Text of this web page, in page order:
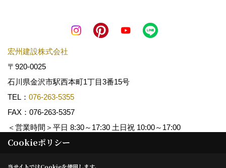
宏州建設株式会社
〒920-0025
石川県金沢市駅西本町1丁目3番15号
TEL： 076-263-5355
FAX：076-263-5357
＜営業時間＞平日 8:30～17:30 土日祝 10:00～17:00
Copyright (c) KOSHUKENSETSU. All Rights Reserved.
Cookieポリシー